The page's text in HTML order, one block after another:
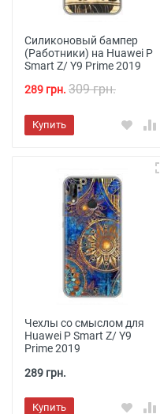
Силиконовый бампер
(Работники) на Huawei P
Smart Z/ Y9 Prime 2019
289 грн. 309 грн.
Купить
Чехлы со смыслом для
Huawei P Smart Z/ Y9
Prime 2019
289 грн.
Купить